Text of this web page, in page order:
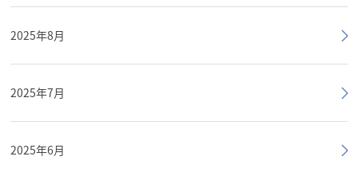
2025年8月
2025年7月
2025年6月